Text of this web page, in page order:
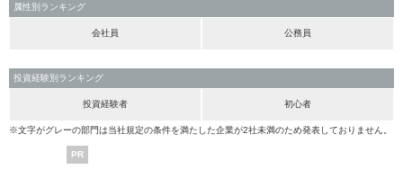
属性別ランキング
会社員 公務員
投資経験別ランキング
投資経験者 初心者
※文字がグレーの部門は当社規定の条件を満たした企業が2社未満のため発表しておりません。
PR